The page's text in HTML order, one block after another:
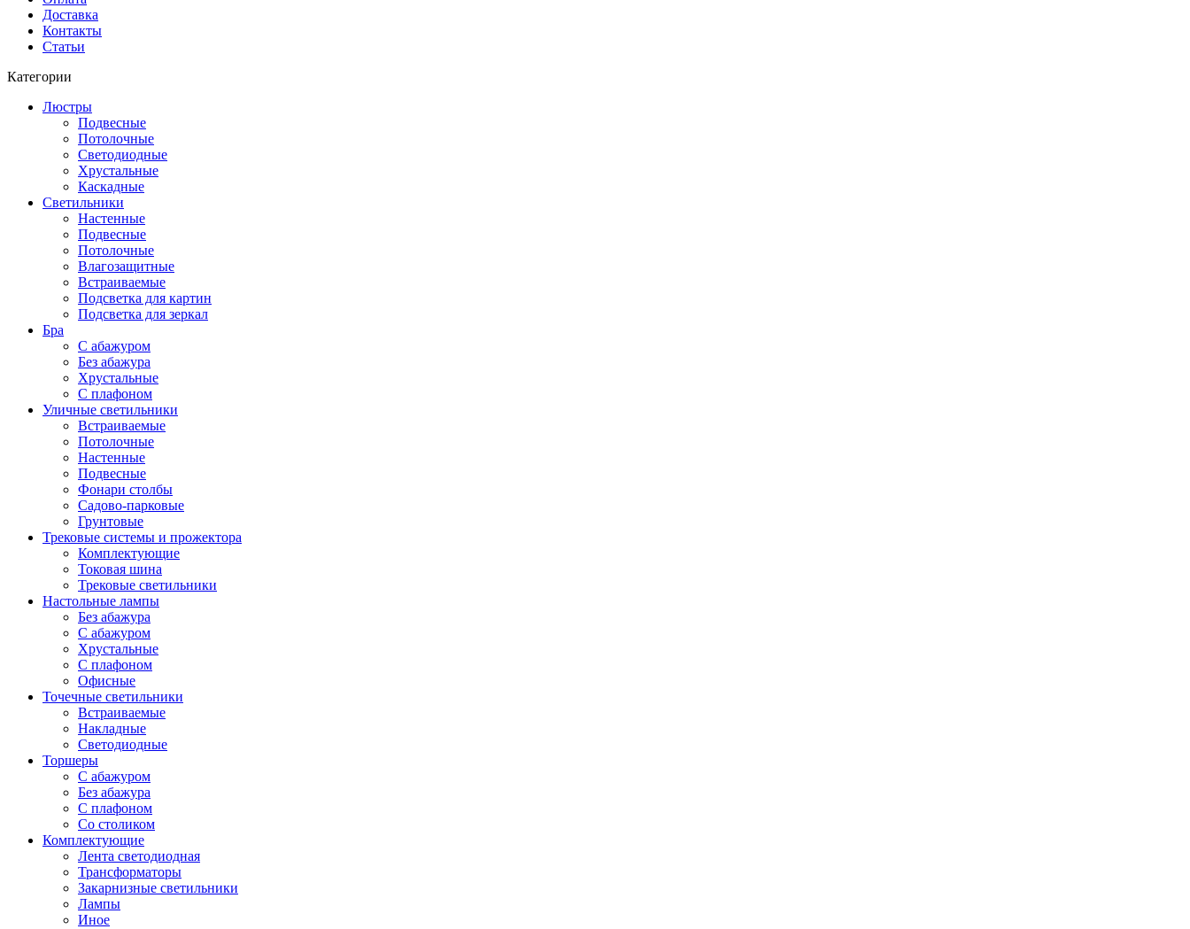
Доставка
Контакты
Статьи
Категории
Люстры
Подвесные
Потолочные
Светодиодные
Хрустальные
Каскадные
Светильники
Настенные
Подвесные
Потолочные
Влагозащитные
Встраиваемые
Подсветка для картин
Подсветка для зеркал
Бра
С абажуром
Без абажура
Хрустальные
С плафоном
Уличные светильники
Встраиваемые
Потолочные
Настенные
Подвесные
Фонари столбы
Садово-парковые
Грунтовые
Трековые системы и прожектора
Комплектующие
Токовая шина
Трековые светильники
Настольные лампы
Без абажура
С абажуром
Хрустальные
С плафоном
Офисные
Точечные светильники
Встраиваемые
Накладные
Светодиодные
Торшеры
С абажуром
Без абажура
С плафоном
Со столиком
Комплектующие
Лента светодиодная
Трансформаторы
Закарнизные светильники
Лампы
Иное